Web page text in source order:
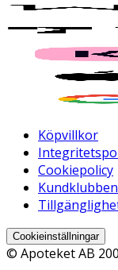
Köpvillkor
Cookiepolicy
Cookieinställningar
© Apoteket AB